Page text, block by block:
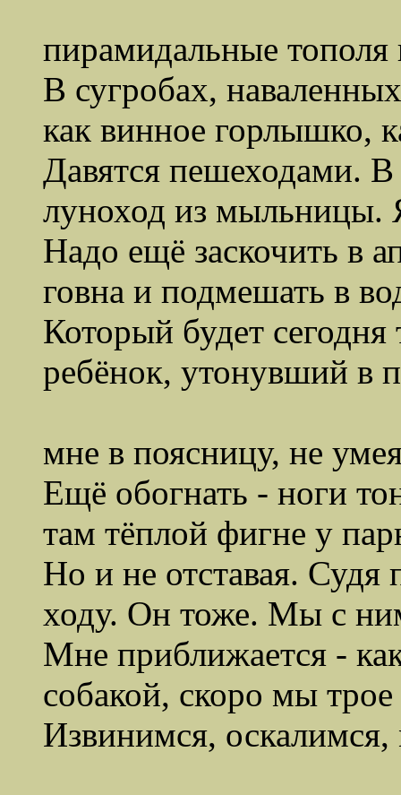
пирамидальные
В сугробах,
как винное горлышко,
Давятся пешеходами.
луноход из мыльницы.
Надо ещё заскочить в
говна и подмешать в
Который будет
ребёнок, утонувший в
мне в поясницу, не
Ещё обогнать - ноги
там тёплой фигне у
Но и не отставая. Судя
ходу. Он тоже. Мы с
Мне приближается -
собакой, скоро мы
Извинимся,